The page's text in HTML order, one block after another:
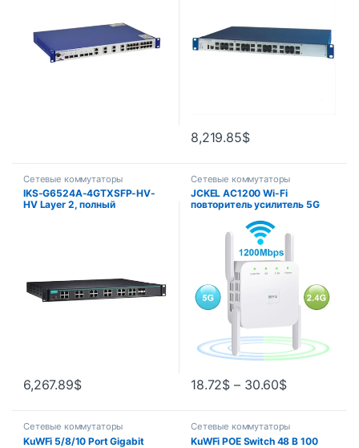
8,219.85$
Сетевые коммутаторы
IKS-G6524A-4GTXSFP-HV-
HV Layer 2, полный
6,267.89$
Сетевые коммутаторы
JCKEL AC1200 Wi-Fi
повторитель усилитель 5G
усилитель сигнала точка
доступа беспроводной Wi-Fi
адаптер Repetidor
18.72$ – 30.60$
Сетевые коммутаторы
KuWFi 5/8/10 Port Gigabit
Сетевые коммутаторы
KuWFi POE Switch 48 В 100